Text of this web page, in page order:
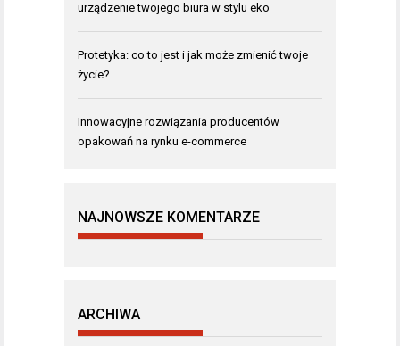
urządzenie twojego biura w stylu eko
Protetyka: co to jest i jak może zmienić twoje
życie?
Innowacyjne rozwiązania producentów
opakowań na rynku e-commerce
NAJNOWSZE KOMENTARZE
ARCHIWA